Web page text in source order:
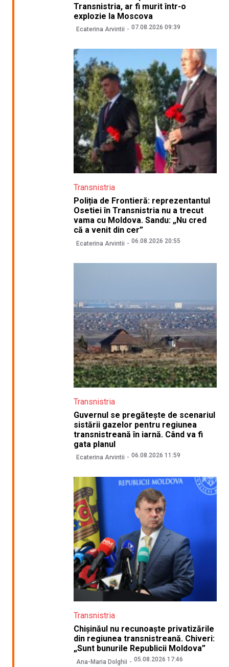
Transnistria, ar fi murit într-o
explozie la Moscova
Ecaterina Arvintii 07.08.2026 09:39
Transnistria
Poliția de Frontieră: reprezentantul
Osetiei în Transnistria nu a trecut
vama cu Moldova. Sandu: „Nu cred
că a venit din cer”
Ecaterina Arvintii 06.08.2026 20:55
Transnistria
Guvernul se pregătește de scenariul
sistării gazelor pentru regiunea
transnistreană în iarnă. Când va fi
gata planul
Ecaterina Arvintii 06.08.2026 11:59
Transnistria
Chișinăul nu recunoaște privatizările
din regiunea transnistreană. Chiveri:
„Sunt bunurile Republicii Moldova”
Ana-Maria Dolghii 05.08.2026 17:46